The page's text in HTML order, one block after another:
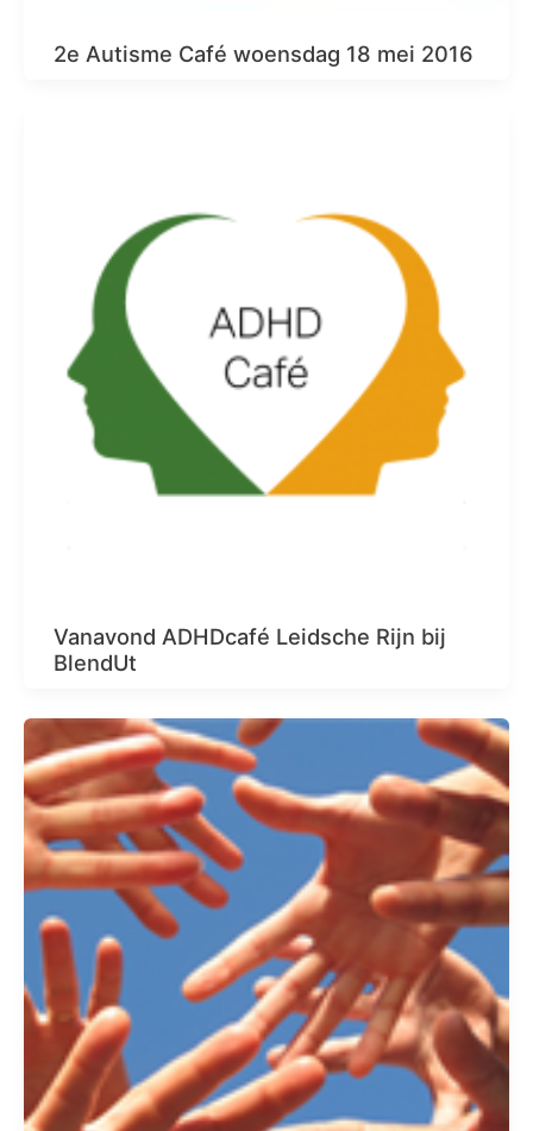
2e Autisme Café woensdag 18 mei 2016
Vanavond ADHDcafé Leidsche Rijn bij
BlendUt